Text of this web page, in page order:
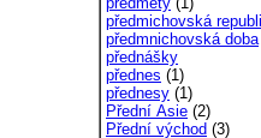
předmichovská
předmnichovská doba
přednášky
přednes (1)
přednesy (1)
Přední Asie (2)
Přední východ (3)